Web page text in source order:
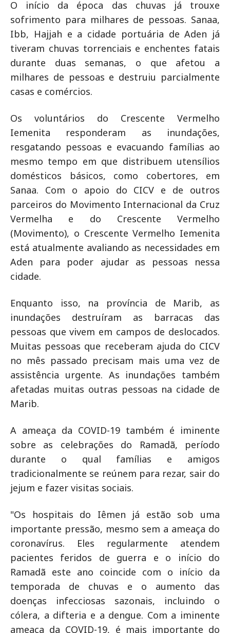
O início da época das chuvas já trouxe
sofrimento para milhares de pessoas. Sanaa,
Ibb, Hajjah e a cidade portuária de Aden já
tiveram chuvas torrenciais e enchentes fatais
durante duas semanas, o que afetou a
milhares de pessoas e destruiu parcialmente
casas e comércios.
Os voluntários do Crescente Vermelho
Iemenita responderam as inundações,
resgatando pessoas e evacuando famílias ao
mesmo tempo em que distribuem utensílios
domésticos básicos, como cobertores, em
Sanaa. Com o apoio do CICV e de outros
parceiros do Movimento Internacional da Cruz
Vermelha e do Crescente Vermelho
(Movimento), o Crescente Vermelho Iemenita
está atualmente avaliando as necessidades em
Aden para poder ajudar as pessoas nessa
cidade.
Enquanto isso, na província de Marib, as
inundações destruíram as barracas das
pessoas que vivem em campos de deslocados.
Muitas pessoas que receberam ajuda do CICV
no mês passado precisam mais uma vez de
assistência urgente. As inundações também
afetadas muitas outras pessoas na cidade de
Marib.
A ameaça da COVID-19 também é iminente
sobre as celebrações do Ramadã, período
durante o qual famílias e amigos
tradicionalmente se reúnem para rezar, sair do
jejum e fazer visitas sociais.
"Os hospitais do Iêmen já estão sob uma
importante pressão, mesmo sem a ameaça do
coronavírus. Eles regularmente atendem
pacientes feridos de guerra e o início do
Ramadã este ano coincide com o início da
temporada de chuvas e o aumento das
doenças infecciosas sazonais, incluindo o
cólera, a difteria e a dengue. Com a iminente
ameaça da COVID-19, é mais importante do